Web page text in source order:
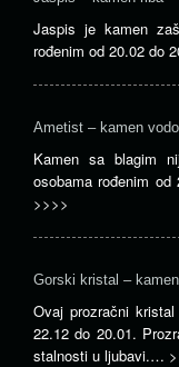
Jaspis je kamen
rođenim od 20.02 do
Ametist – kamen
Kamen sa blagim
osobama rođenim
>>>>
Gorski kristal –
Ovaj prozračni
22.12 do 20.01.
stalnosti u ljubavi.…